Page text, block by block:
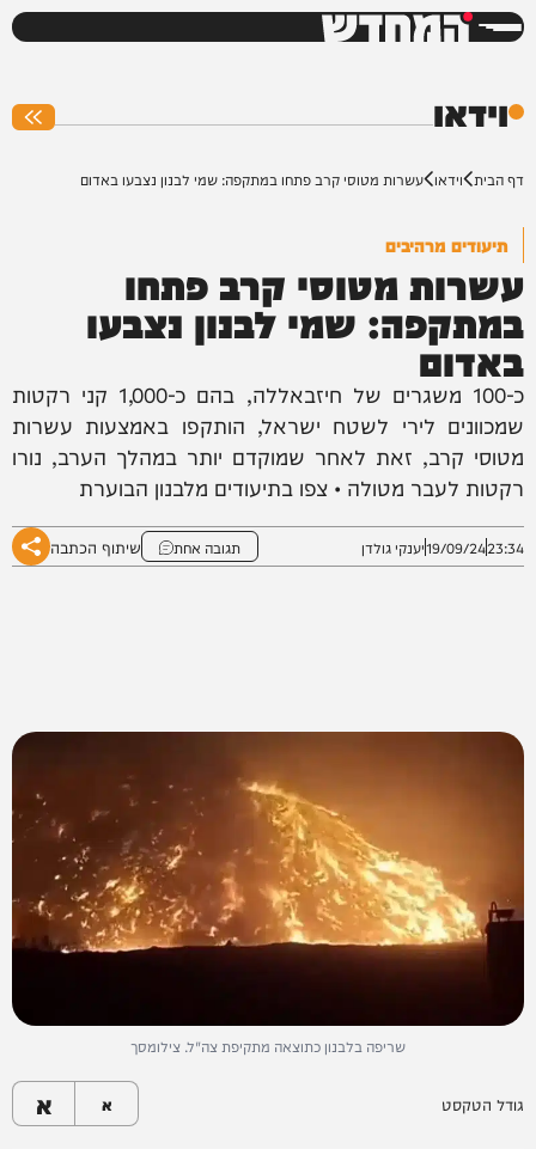
המחדש
וידאו
דף הבית וידאו עשרות מטוסי קרב פתחו במתקפה: שמי לבנון נצבעו באדום
תיעודים מרהיבים
עשרות מטוסי קרב פתחו
במתקפה: שמי לבנון נצבעו
באדום
כ-100 משגרים של חיזבאללה, בהם כ-1,000 קני רקטות
שמכוונים לירי לשטח ישראל, הותקפו באמצעות עשרות
מטוסי קרב, זאת לאחר שמוקדם יותר במהלך הערב, נורו
רקטות לעבר מטולה • צפו בתיעודים מלבנון הבוערת
23:34
19/09/24יענקי גולדן תגובה אחת שיתוף הכתבה
שריפה בלבנון כתוצאה מתקיפת צה"ל. צילומסך
גודל הטקסט א א